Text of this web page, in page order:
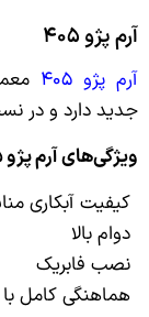
آرم پژو ۴۰۵
آرم پژو ۴۰۵
جدید دارد و در
ویژگی‌های آرم پژو ۴۰۵:
کیفیت آبکاری
دوام بالا
نصب فابریک
هماهنگی کامل